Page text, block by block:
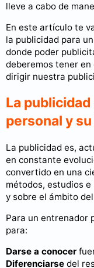
lleve a cabo de
En este artículo te
la publicidad para
donde poder
deberemos tener
dirigir nuestra
La
personal y
La publicidad es,
en constante
convertido en una
métodos, estudios
y sobre el ámbito
Para un entrenador
para:
Darse a conocer
Diferenciarse del